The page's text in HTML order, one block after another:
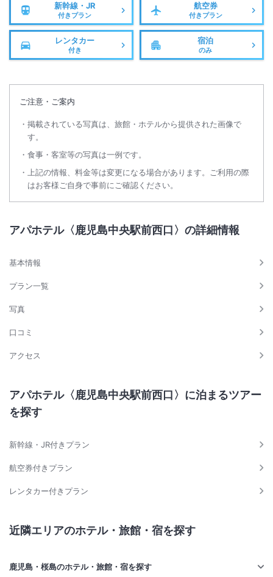
新幹線・JR
付きプラン
航空券
付きプラン
レンタカー
付き
宿泊
のみ
ご注意・ご案内
掲載されている写真は、旅館・ホテルから提供された画像で
す。
食事・客室等の写真は一例です。
上記の情報、料金等は変更になる場合があります。ご利用の際
はお客様ご自身で事前にご確認ください。
アパホテル〈鹿児島中央駅前西口〉の詳細情報
基本情報
プラン一覧
写真
口コミ
アクセス
アパホテル〈鹿児島中央駅前西口〉に泊まるツアー
を探す
新幹線・JR付きプラン
航空券付きプラン
レンタカー付きプラン
近隣エリアのホテル・旅館・宿を探す
鹿児島・桜島のホテル・旅館・宿を探す